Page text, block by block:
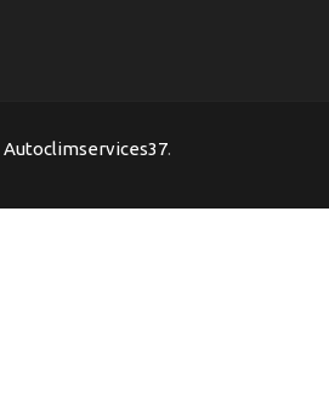
Autoclimservices37.